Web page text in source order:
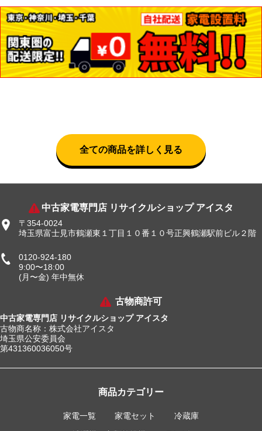
全ての商品を詳しく見る
中古家電専門店 リサイクルショップ アイスタ
〒354-0024
埼玉県富士見市鶴瀬東１丁目１０番１０号正興鶴瀬駅前ビル２階
0120-924-180
9:00〜18:00
(月〜金) 年中無休
古物商許可
中古家電専門店 リサイクルショップ アイスタ
古物商名称：株式会社アイスタ
埼玉県公安委員会
第431360036050号
商品カテゴリー
家電一覧 家電セット
冷蔵庫